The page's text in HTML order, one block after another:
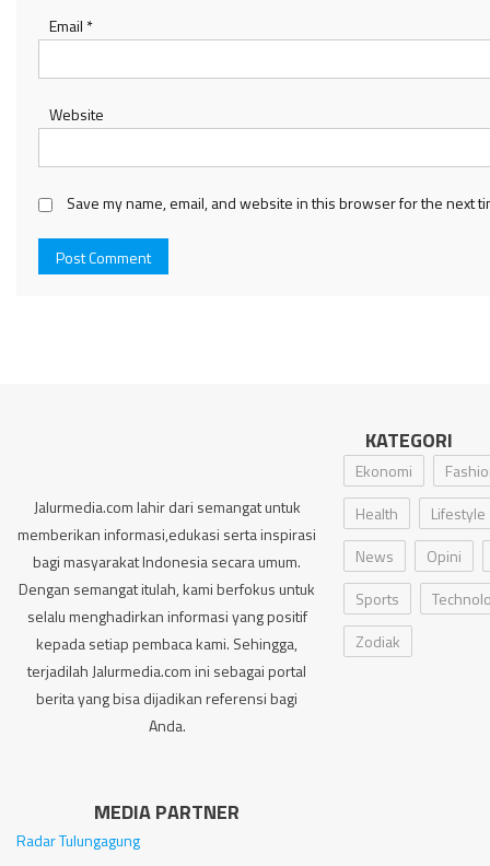
Email *
Website
Save my name, email, and website in this browser for the next
Jalurmedia.com lahir dari semangat untuk
memberikan informasi,edukasi serta inspirasi
bagi masyarakat Indonesia secara umum.
Dengan semangat itulah, kami berfokus untuk
selalu menghadirkan informasi yang positif
kepada setiap pembaca kami. Sehingga,
terjadilah Jalurmedia.com ini sebagai portal
berita yang bisa dijadikan referensi bagi
Anda.
MEDIA PARTNER
Radar Tulungagung
KATEGORI
Ekonomi
Health
Lifestyle
News
Opini
Sports
Zodiak